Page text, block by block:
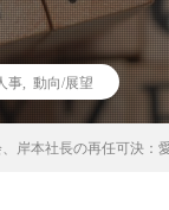
事 動向/展望
岸本社長の再任可決：